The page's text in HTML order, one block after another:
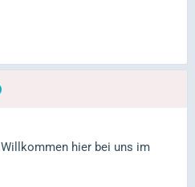
hier bei uns im